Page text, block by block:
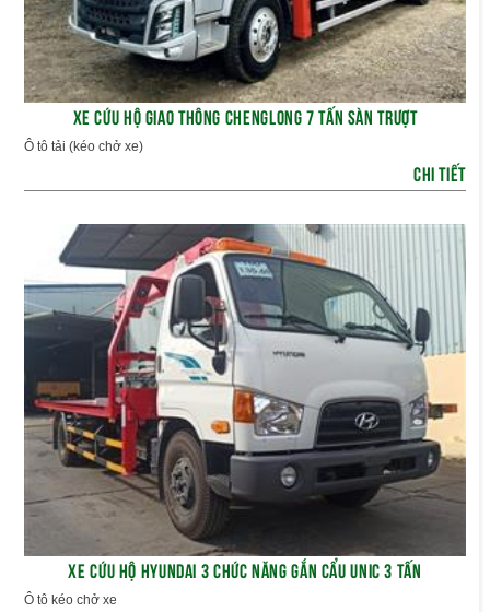
XE CỨU HỘ GIAO THÔNG CHENGLONG 7 TẤN SÀN TRƯỢT
Ô tô tải (kéo chở xe)
CHI TIẾT
XE CỨU HỘ HYUNDAI 3 CHỨC NĂNG GẮN CẨU UNIC 3 TẤN
Ô tô kéo chở xe